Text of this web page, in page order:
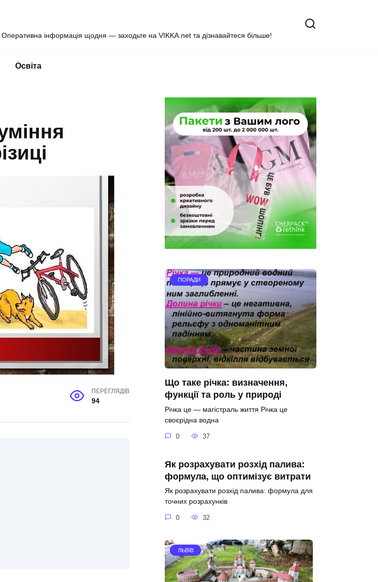
Оперативна інформація щодня — заходьте на VIKKA.net та дізнавайтеся більше!
Освіта
ПЕРЕГЛЯДІВ
94
ПОРАДИ
Що таке річка: визначення,
функції та роль у природі
Річка це — магістраль життя Річка це
своєрідна водна
0 37
Як розрахувати розхід палива:
формула, що оптимізує витрати
Як розрахувати розхід палива: формула для
точних розрахунків
0 32
ЛЬВІВ